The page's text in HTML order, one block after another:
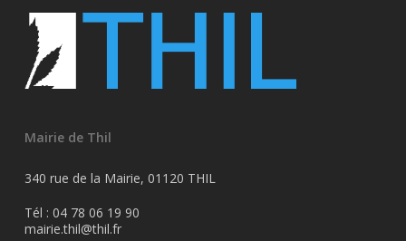
Mairie de Thil
340 rue de la Mairie, 01120 THIL
Tél : 04 78 06 19 90
mairie.thil@thil.fr